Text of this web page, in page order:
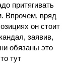
притягивать
Впрочем, вряд
он стоит
заявив,
обязаны это
тут